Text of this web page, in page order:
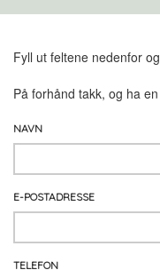
Fyll ut feltene nedenfor
På forhånd takk, og ha
NAVN
E-POSTADRESSE
TELEFON